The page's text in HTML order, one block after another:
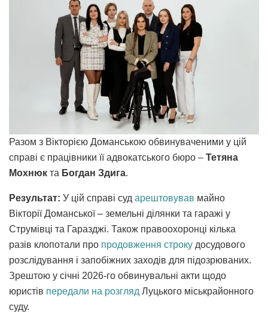
Разом з Вікторією Доманською обвинуваченими у цій
справі є працівники її адвокатського бюро – Тетяна
Мохнюк та Богдан Здига.
Результат: У цій справі суд арештовував майно
Вікторії Доманської – земельні ділянки та гаражі у
Струмівці та Гаразджі. Також правоохоронці кілька
разів клопотали про продовження строку досудового
розслідування і запобіжних заходів для підозрюваних.
Зрештою у січні 2026-го обвинувальні акти щодо
юристів передали на розгляд Луцького міськрайонного
суду.